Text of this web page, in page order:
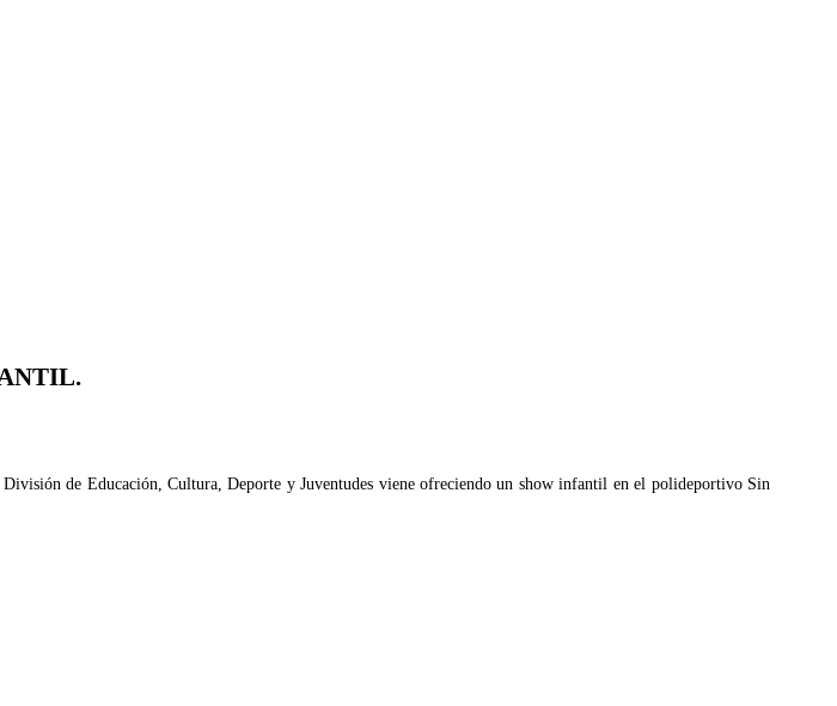
de Educación, Cultura, Deporte y Juventudes viene ofreciendo un show infantil en el polideportivo Sin